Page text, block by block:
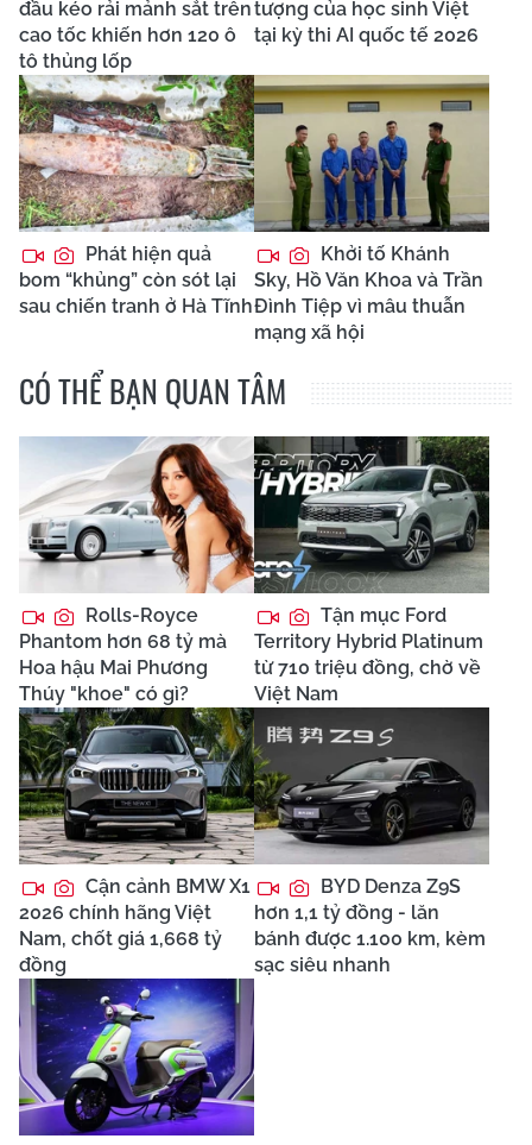
đầu kéo rải mảnh sắt trên
cao tốc khiến hơn 120 ô
tô thủng lốp
tượng của học sinh Việt
tại kỳ thi AI quốc tế 2026
Phát hiện quả
bom “khủng” còn sót lại
sau chiến tranh ở Hà Tĩnh
Khởi tố Khánh
Sky, Hồ Văn Khoa và Trần
Đình Tiệp vì mâu thuẫn
mạng xã hội
CÓ THỂ BẠN QUAN TÂM
Rolls-Royce
Phantom hơn 68 tỷ mà
Hoa hậu Mai Phương
Thúy "khoe" có gì?
Tận mục Ford
Territory Hybrid Platinum
từ 710 triệu đồng, chờ về
Việt Nam
Cận cảnh BMW X1
2026 chính hãng Việt
Nam, chốt giá 1,668 tỷ
đồng
BYD Denza Z9S
hơn 1,1 tỷ đồng - lăn
bánh được 1.100 km, kèm
sạc siêu nhanh